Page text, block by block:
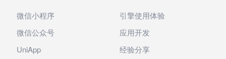
微信小程序
微信公众号
UniApp
引擎使用体验
应用开发
经验分享